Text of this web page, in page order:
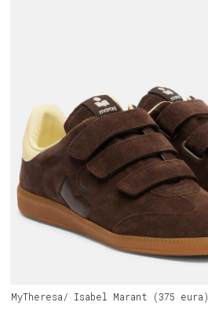
MyTheresa/ Isabel Marant (375 eura)